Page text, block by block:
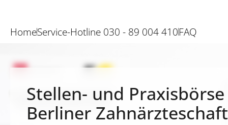
HomeService-Hotline 030 - 89 004 410FAQ
Stellen- und
Berliner Zahnärzteschaft